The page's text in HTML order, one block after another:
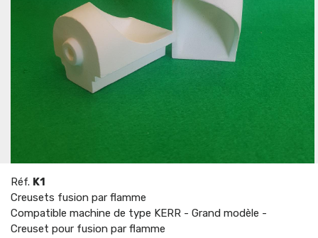
Réf. K1
Creusets fusion par flamme
Compatible machine de type KERR - Grand modèle -
Creuset pour fusion par flamme